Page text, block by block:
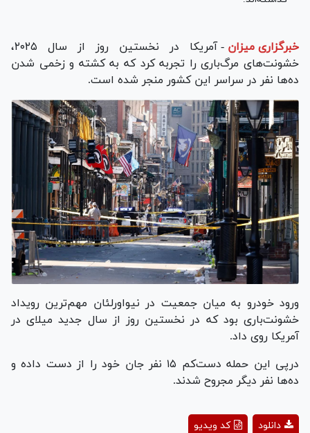
خبرگزاری میزان -
آمریکا در نخستین روز از سال ۲۰۲۵،
خشونت‌های مرگ‌باری را تجربه کرد که به کشته و زخمی شدن
ده‌ها نفر در سراسر این کشور منجر شده است.
ورود خودرو به میان جمعیت در نیواورلئان مهم‌ترین رویداد
خشونت‌باری بود که در نخستین روز از سال جدید میلای در
آمریکا روی داد.
درپی این حمله دست‌کم ۱۵ نفر جان خود را از دست داده و
ده‌ها نفر دیگر مجروح شدند.
Playکد ویدیو دانلود